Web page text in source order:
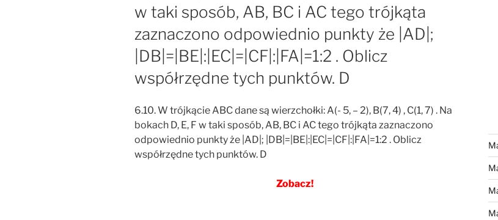
w taki sposób, AB, BC i AC tego trójkąta
zaznaczono odpowiednio punkty że |AD|;
|DB|=|BE|:|EC|=|CF|:|FA|=1:2 . Oblicz
współrzędne tych punktów. D
6.10. W trójkącie ABC dane są wierzchołki: A(- 5, – 2), B(7, 4) , C(1, 7) . Na
bokach D, E, F w taki sposób, AB, BC i AC tego trójkąta zaznaczono
odpowiednio punkty że |AD|; |DB|=|BE|:|EC|=|CF|:|FA|=1:2 . Oblicz
współrzędne tych punktów. D
Zobacz!